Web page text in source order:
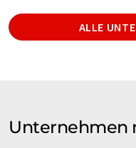
ALLE
Unternehmen